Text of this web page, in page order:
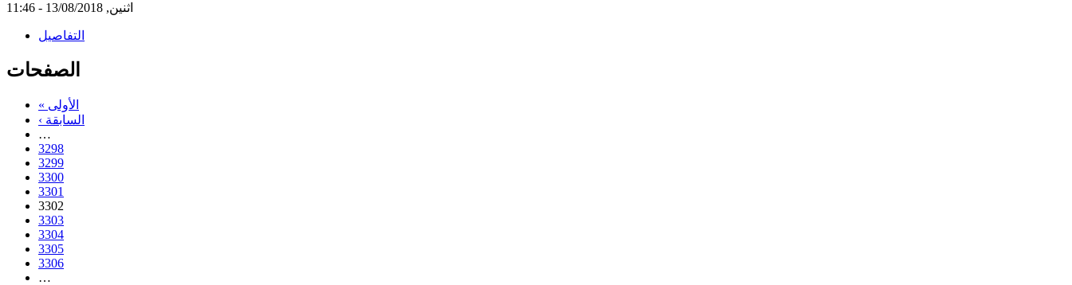
اثنين, 13/08/2018 - 11:46
التفاصيل
الصفحات
« الأولى
‹ السابقة
…
3298
3299
3300
3301
3302
3303
3304
3305
3306
…